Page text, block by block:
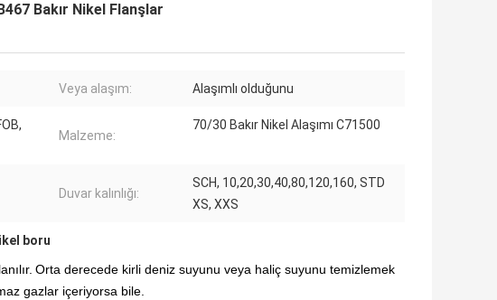
Bakır Nikel Flanşlar
Veya alaşım: Alaşımlı olduğunu
Malzeme:
70/30 Bakır Nikel Alaşımı C71500
Duvar kalınlığı:
SCH, 10,20,30,40,80,120,160, STD
XS, XXS
boru
Orta derecede kirli deniz suyunu veya haliç suyunu temizlemek
gazlar içeriyorsa bile.